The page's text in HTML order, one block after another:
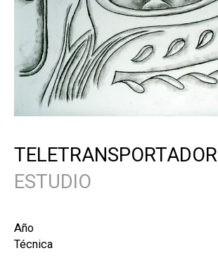
ESTUDIO
Año
Técnica